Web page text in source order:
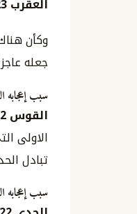
العقرب
وكأن
جعله
سبب إعجابه
القوس
الاولى
تبادل
سبب إعجابه